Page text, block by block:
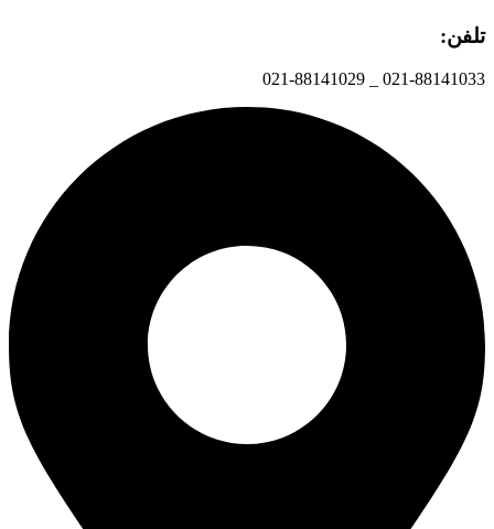
تلفن:
021-88141033 _ 021-88141029